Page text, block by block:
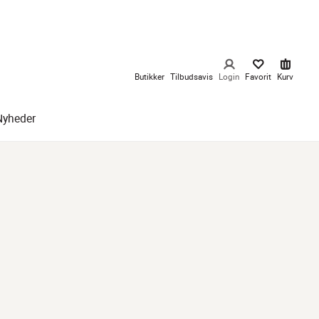
Butikker Tilbudsavis Login Favorit Kurv